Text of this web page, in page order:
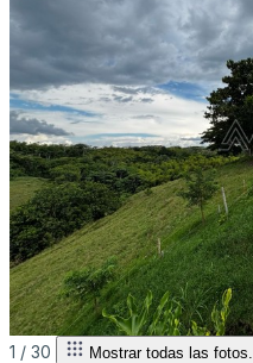
1 / 30 Mostrar todas las fotos.